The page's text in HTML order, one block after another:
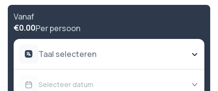
Vanaf
€0.00Per persoon
Taal selecteren
Selecteer datum